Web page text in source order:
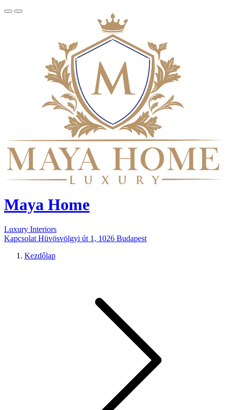
Maya Home
Luxury Interiors
Kapcsolat Hüvösvölgyi út 1, 1026 Budapest
Kezdőlap